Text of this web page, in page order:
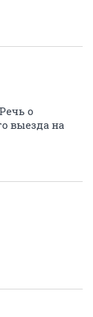
о
выезда на